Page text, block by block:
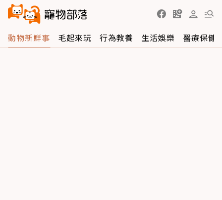
動物新鮮事 毛起來玩 行為教養 生活娛樂 醫療保健